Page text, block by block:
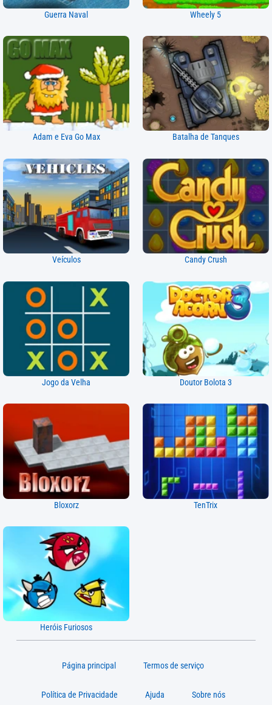
Guerra Naval Wheely 5
Adam e Eva Go Max Batalha de Tanques
Veículos Candy Crush
Jogo da Velha Doutor Bolota 3
Bloxorz TenTrix
Heróis Furiosos
Página principal Termos de serviço
Política de Privacidade Ajuda Sobre nós